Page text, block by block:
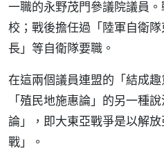
一職的永野茂門參議院議員
校；戰後擔任過「陸軍自衛
長」等自衛隊要職。
在這兩個議員連盟的「結成
「殖民地施惠論」的另一種
論」，即大東亞戰爭是以解
戰」。